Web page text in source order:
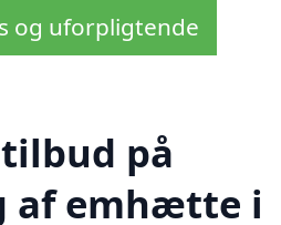
og uforpligtende
på
af emhætte i